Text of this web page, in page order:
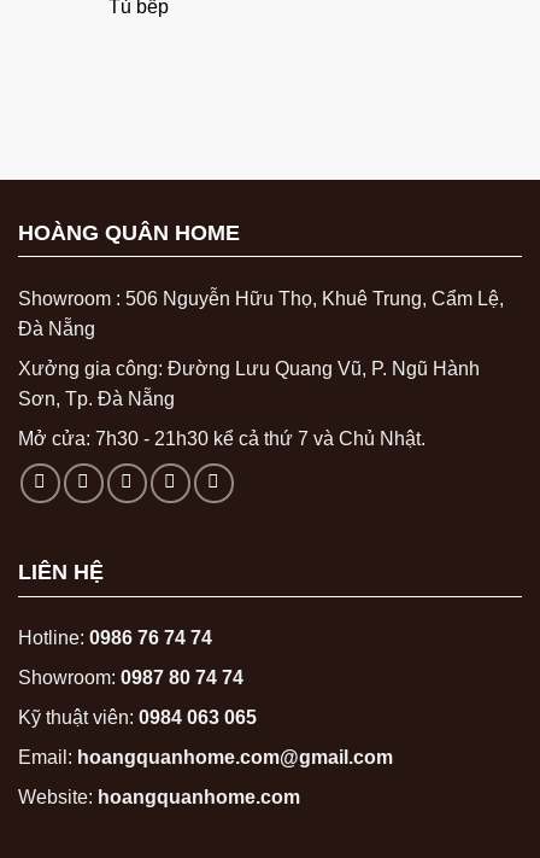
Tủ bếp
HOÀNG QUÂN HOME
Showroom : 506 Nguyễn Hữu Thọ, Khuê Trung, Cẩm Lệ,
Đà Nẵng
Xưởng gia công: Đường Lưu Quang Vũ, P. Ngũ Hành
Sơn, Tp. Đà Nẵng
Mở cửa: 7h30 - 21h30 kể cả thứ 7 và Chủ Nhật.
LIÊN HỆ
Hotline: 0986 76 74 74
Showroom: 0987 80 74 74
Kỹ thuật viên: 0984 063 065
Email: hoangquanhome.com@gmail.com
Website: hoangquanhome.com